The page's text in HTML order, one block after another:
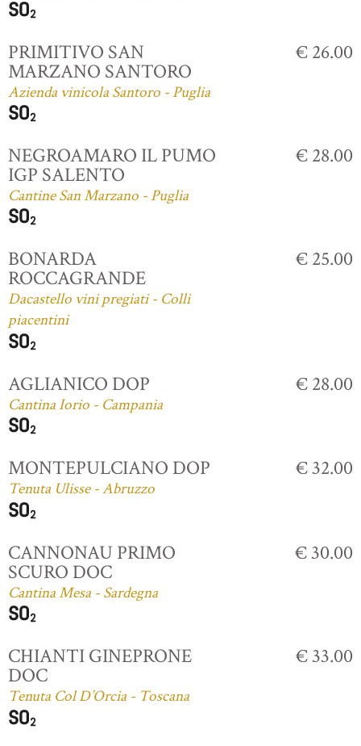
PRIMITIVO SAN
MARZANO SANTORO
Azienda vinicola Santoro - Puglia
€ 26.00
NEGROAMARO IL PUMO
IGP SALENTO
Cantine San Marzano - Puglia
€ 28.00
BONARDA
ROCCAGRANDE
Dacastello vini pregiati - Colli
piacentini
€ 25.00
AGLIANICO DOP
Cantina Iorio - Campania
€ 28.00
MONTEPULCIANO DOP
Tenuta Ulisse - Abruzzo
€ 32.00
CANNONAU PRIMO
SCURO DOC
Cantina Mesa - Sardegna
€ 30.00
CHIANTI GINEPRONE
DOC
Tenuta Col D’Orcia - Toscana
€ 33.00